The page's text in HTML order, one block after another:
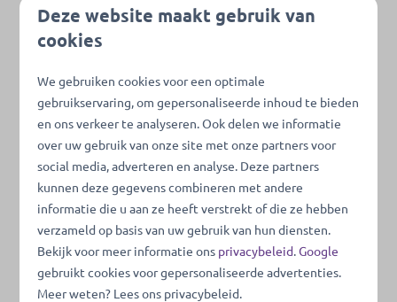
Deze website maakt gebruik van
cookies
We gebruiken cookies voor een optimale
gebruikservaring, om gepersonaliseerde inhoud te bieden
en ons verkeer te analyseren. Ook delen we informatie
over uw gebruik van onze site met onze partners voor
social media, adverteren en analyse. Deze partners
kunnen deze gegevens combineren met andere
informatie die u aan ze heeft verstrekt of die ze hebben
verzameld op basis van uw gebruik van hun diensten.
Bekijk voor meer informatie ons privacybeleid .Google
gebruikt cookies voor gepersonaliseerde advertenties.
Meer weten? Lees ons privacybeleid.